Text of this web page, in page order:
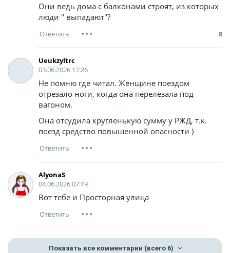
Они ведь дома с балконами строят, из которых
люди " выпадают"?
8
Ueukzyltrc
03.06.2026 17:26
Не помню где читал. Женщине поездом
отрезало ноги, когда она перелезала под
вагоном.
Она отсудила кругленькую сумму у РЖД, т.к.
поезд средство повышенной опасности )
AlyonaS
04.06.2026 07:19
Вот тебе и Просторная улица
Показать все комментарии (всего 6)